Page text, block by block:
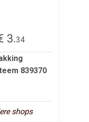
3.34
839370
shops